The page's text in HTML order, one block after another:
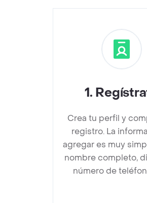
1.
Crea tu perfil y
registro. La
agregar es muy
nombre completo,
número de